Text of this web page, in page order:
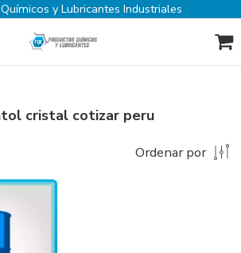
y Lubricantes Industriales
cristal cotizar peru
Ordenar por